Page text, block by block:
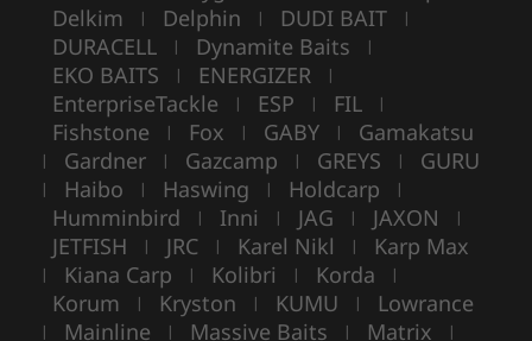
Delkim | Delphin | DUDI BAIT |
DURACELL | Dynamite Baits |
EKO BAITS | ENERGIZER |
EnterpriseTackle | ESP | FIL |
Fishstone | Fox | GABY | Gamakatsu
| Gardner | Gazcamp | GREYS | GURU
| Haibo | Haswing | Holdcarp |
Humminbird | Inni | JAG | JAXON |
JETFISH | JRC | Karel Nikl | Karp Max
| Kiana Carp | Kolibri | Korda |
Korum | Kryston | KUMU | Lowrance
| Mainline | Massive Baits | Matrix |